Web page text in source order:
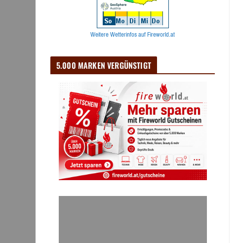
Weitere Wetterinfos auf Fireworld.at
5.000 MARKEN VERGÜNSTIGT